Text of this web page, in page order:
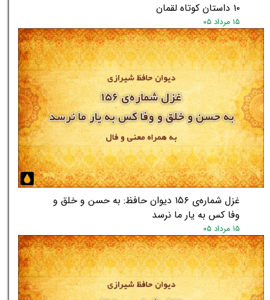
۱۰ داستان کوتاه لقمان
۱۵ مرداد ۰۵
غزل شماره‌ی ۱۵۶ دیوان حافظ: به حسن و خلق و
وفا کس به یار ما نرسد
۱۵ مرداد ۰۵